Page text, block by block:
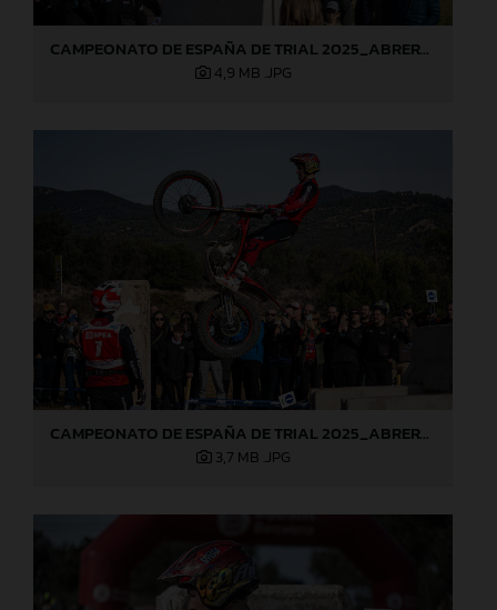
CAMPEONATO DE ESPAÑA DE TRIAL 2025_ABRERA (Barcelona), 1ª prueba_Jaime Busto
4,9 MB .JPG
CAMPEONATO DE ESPAÑA DE TRIAL 2025_ABRERA (Barcelona), 1ª prueba_Jaime Busto
3,7 MB .JPG